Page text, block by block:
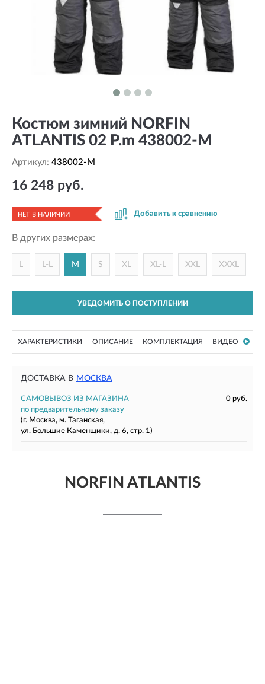
Костюм зимний NORFIN
ATLANTIS 02 Р.m 438002-M
Артикул: 438002-M
16 248 руб.
НЕТ В НАЛИЧИИ Добавить к сравнению
В других размерах:
L L-L M S XL XL-L XXL XXXL
УВЕДОМИТЬ О ПОСТУПЛЕНИИ
ХАРАКТЕРИСТИКИ ОПИСАНИЕ КОМПЛЕКТАЦИЯ ВИДЕО
ДОСТАВКА В МОСКВА
САМОВЫВОЗ ИЗ МАГАЗИНА
0 руб.
по предварительному заказу
(г. Москва, м. Таганская,
ул. Большие Каменщики, д. 6, стр. 1)
NORFIN ATLANTIS